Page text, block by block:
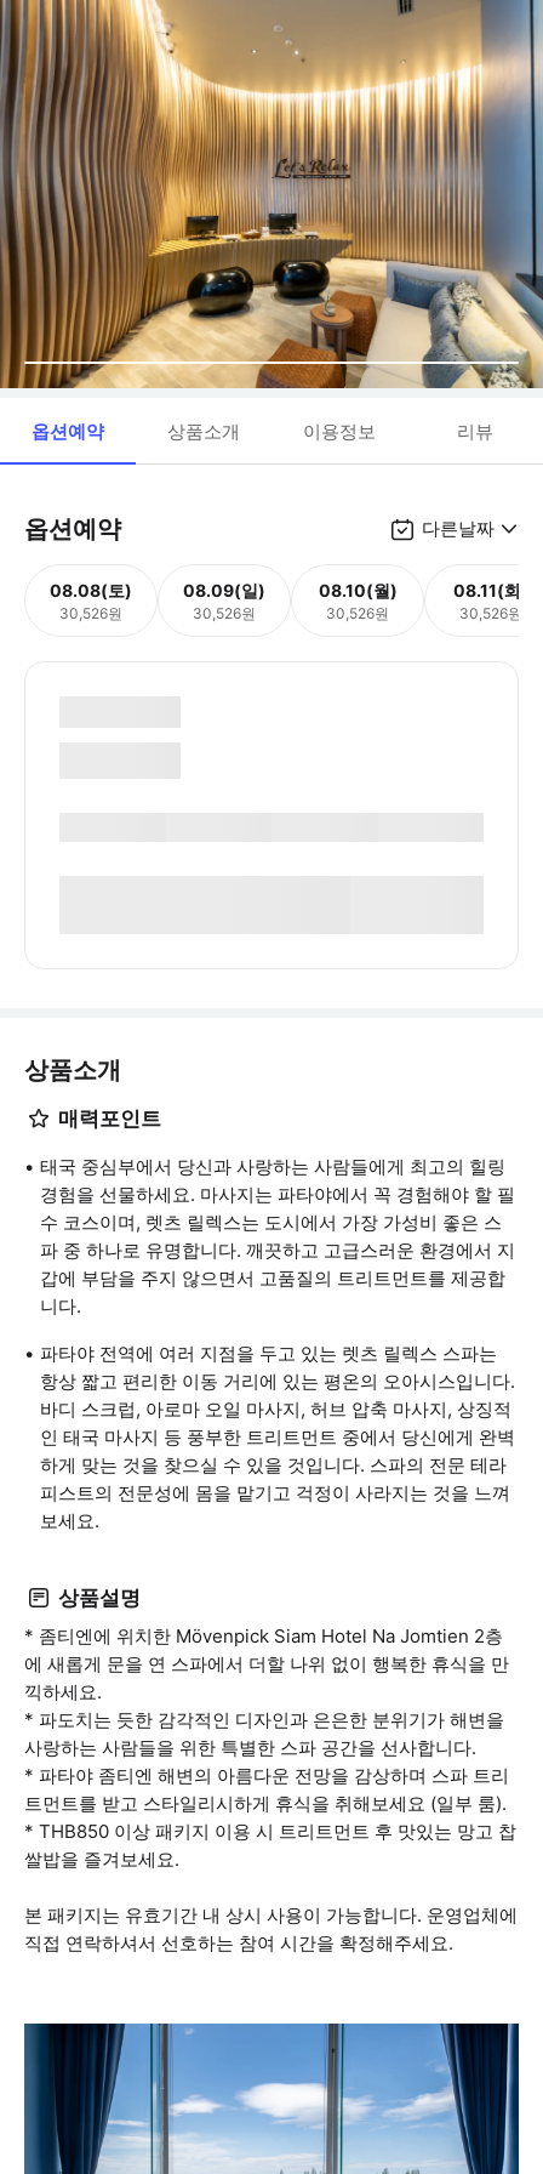
옵션예약 상품소개 이용정보 리뷰
옵션예약 다른날짜
08.08(토)
30,526원
08.09(일)
30,526원
08.10(월)
30,526원
08.11(화)
30,526원
상품소개
매력포인트
태국 중심부에서 당신과 사랑하는 사람들에게 최고의 힐링
경험을 선물하세요. 마사지는 파타야에서 꼭 경험해야 할 필
수 코스이며, 렛츠 릴렉스는 도시에서 가장 가성비 좋은 스
파 중 하나로 유명합니다. 깨끗하고 고급스러운 환경에서 지
갑에 부담을 주지 않으면서 고품질의 트리트먼트를 제공합
니다.
파타야 전역에 여러 지점을 두고 있는 렛츠 릴렉스 스파는
항상 짧고 편리한 이동 거리에 있는 평온의 오아시스입니다.
바디 스크럽, 아로마 오일 마사지, 허브 압축 마사지, 상징적
인 태국 마사지 등 풍부한 트리트먼트 중에서 당신에게 완벽
하게 맞는 것을 찾으실 수 있을 것입니다. 스파의 전문 테라
피스트의 전문성에 몸을 맡기고 걱정이 사라지는 것을 느껴
보세요.
상품설명
* 좀티엔에 위치한 Mövenpick Siam Hotel Na Jomtien 2층
에 새롭게 문을 연 스파에서 더할 나위 없이 행복한 휴식을 만
끽하세요.
* 파도치는 듯한 감각적인 디자인과 은은한 분위기가 해변을
사랑하는 사람들을 위한 특별한 스파 공간을 선사합니다.
* 파타야 좀티엔 해변의 아름다운 전망을 감상하며 스파 트리
트먼트를 받고 스타일리시하게 휴식을 취해보세요 (일부 룸).
* THB850 이상 패키지 이용 시 트리트먼트 후 맛있는 망고 찹
쌀밥을 즐겨보세요.
본 패키지는 유효기간 내 상시 사용이 가능합니다. 운영업체에
직접 연락하셔서 선호하는 참여 시간을 확정해주세요.